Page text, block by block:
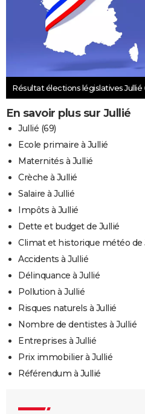
Résultat élections législatives Jullié
En savoir plus sur Jullié
Jullié (69)
Ecole primaire à Jullié
Maternités à Jullié
Crèche à Jullié
Salaire à Jullié
Impôts à Jullié
Dette et budget de Jullié
Climat et historique météo de
Accidents à Jullié
Délinquance à Jullié
Pollution à Jullié
Risques naturels à Jullié
Nombre de dentistes à Jullié
Entreprises à Jullié
Prix immobilier à Jullié
Référendum à Jullié